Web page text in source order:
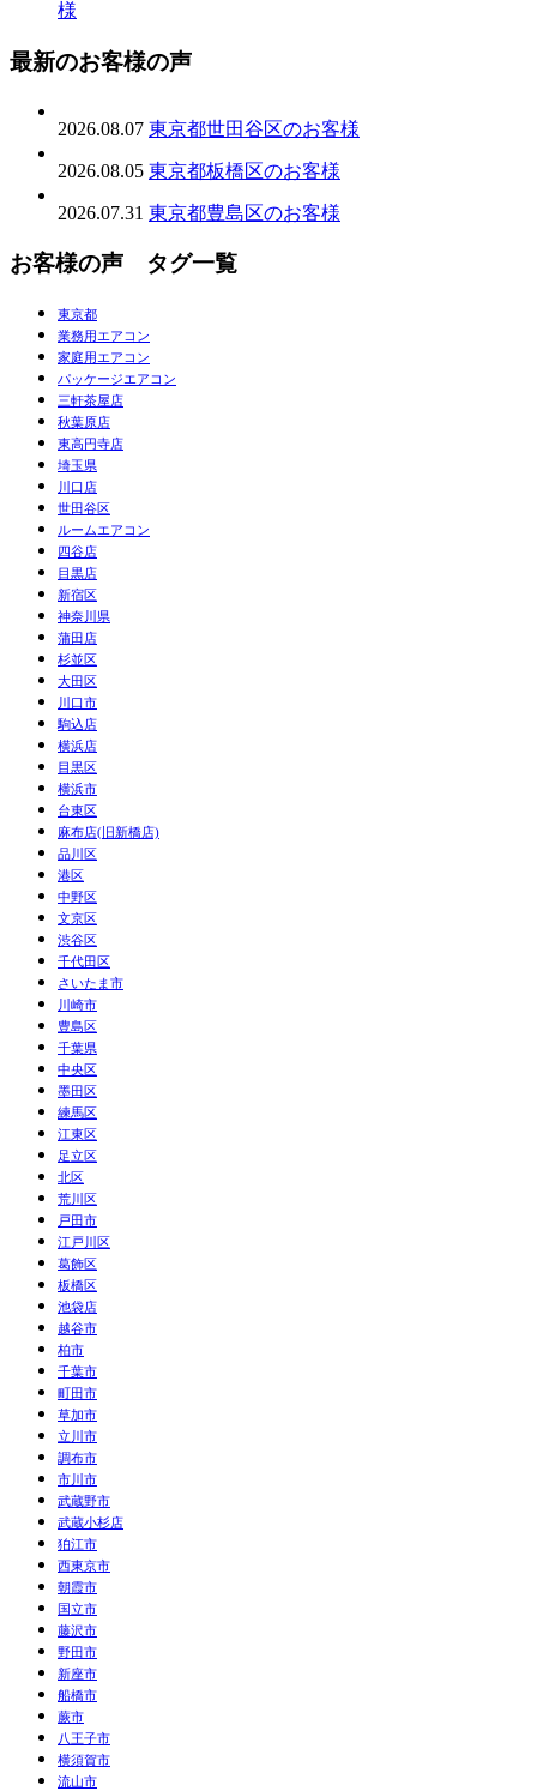
様
最新のお客様の声
2026.08.07 東京都世田谷区のお客様
2026.08.05 東京都板橋区のお客様
2026.07.31 東京都豊島区のお客様
お客様の声 タグ一覧
東京都
業務用エアコン
家庭用エアコン
パッケージエアコン
三軒茶屋店
秋葉原店
東高円寺店
埼玉県
川口店
世田谷区
ルームエアコン
四谷店
目黒店
新宿区
神奈川県
蒲田店
杉並区
大田区
川口市
駒込店
横浜店
目黒区
横浜市
台東区
麻布店(旧新橋店)
品川区
港区
中野区
文京区
渋谷区
千代田区
さいたま市
川崎市
豊島区
千葉県
中央区
墨田区
練馬区
江東区
足立区
北区
荒川区
戸田市
江戸川区
葛飾区
板橋区
池袋店
越谷市
柏市
千葉市
町田市
草加市
立川市
調布市
市川市
武蔵野市
武蔵小杉店
狛江市
西東京市
朝霞市
国立市
藤沢市
野田市
新座市
船橋市
蕨市
八王子市
横須賀市
流山市